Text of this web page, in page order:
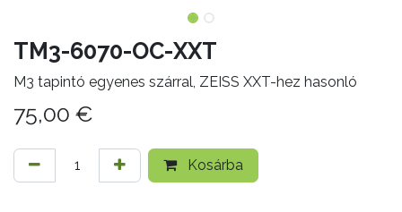
TM3-6070-OC-XXT
M3 tapintó egyenes szárral, ZEISS XXT-hez hasonló
75,00 €
Kosárba